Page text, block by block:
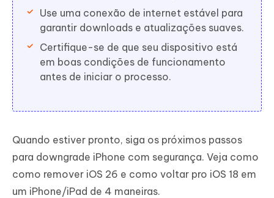
Use uma conexão de internet estável para
garantir downloads e atualizações suaves.
Certifique-se de que seu dispositivo está
em boas condições de funcionamento
antes de iniciar o processo.
Quando estiver pronto, siga os próximos passos
para downgrade iPhone com segurança. Veja como
como remover iOS 26 e como voltar pro iOS 18 em
um iPhone/iPad de 4 maneiras.